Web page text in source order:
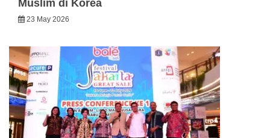
Muslim di Korea
23 May 2026